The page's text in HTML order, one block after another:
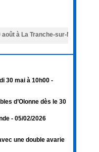
août à La Tranche-sur-Mer « Les
30 mai à 10h00 -
d’Olonne dès le 30
- 05/02/2026
une double avarie